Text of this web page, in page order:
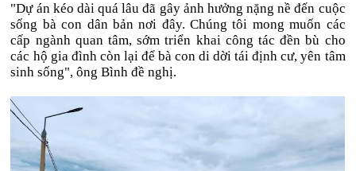
"Dự án kéo dài quá lâu đã gây ảnh hưởng nặng nề đến cuộc
sống bà con dân bản nơi đây. Chúng tôi mong muốn các
cấp ngành quan tâm, sớm triển khai công tác đền bù cho
các hộ gia đình còn lại để bà con di dời tái định cư, yên tâm
sinh sống", ông Bình đề nghị.